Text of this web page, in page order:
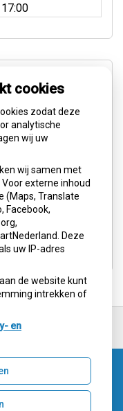
Beheer
cookies
zodat deze
analytische
wij uw
wij samen met
externe inhoud
(Maps, Translate
Facebook,
Deze
uw IP-adres
de website kunt
intrekken of
en